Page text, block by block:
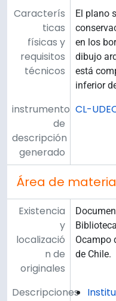
Caracterís
ticas
físicas y
requisitos
técnicos
El plano
en los
dibujo
está
inferior
instrumento
de
descripción
generado
CL-
Área de
Existencia
y
localizació
n de
originales
Ocampo
de Chile.
Descripciones